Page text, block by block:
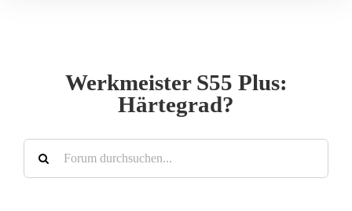
Werkmeister S55 Plus:
Härtegrad?